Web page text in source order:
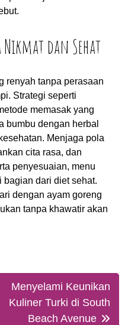
dan Sehat
renyah tanpa perasaan
Strategi seperti
memasak yang
bumbu dengan herbal
Menjaga pola
cita rasa, dan
penyesuaian, menu
bagian dari diet sehat.
dengan ayam goreng
tanpa khawatir akan
Menyelami Keunikan
Kuliner Turki di South
Beach Avenue